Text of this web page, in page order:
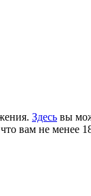
Здесь вы
вам не менее